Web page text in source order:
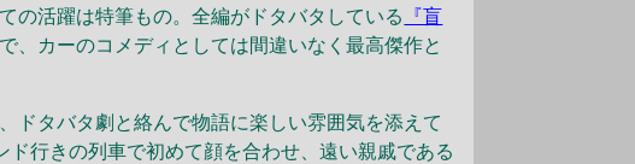
の活躍は特筆もの。全編がドタバタしている
『盲
、カーのコメディとしては間違いなく最高傑作と
ドタバタ劇と絡んで物語に楽しい雰囲気を添えて
ド行きの列車で初めて顔を合わせ、遠い親戚である